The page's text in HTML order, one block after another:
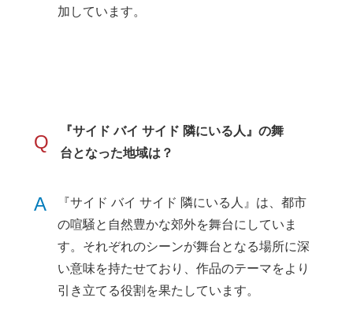
加しています。
Q
『サイド バイ サイド 隣にいる人』の舞
台となった地域は？
A
『サイド バイ サイド 隣にいる人』は、都市
の喧騒と自然豊かな郊外を舞台にしていま
す。それぞれのシーンが舞台となる場所に深
い意味を持たせており、作品のテーマをより
引き立てる役割を果たしています。